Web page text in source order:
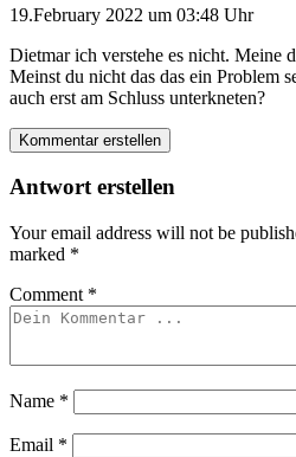
19.February 2022 um 03:48 Uhr
Dietmar ich verstehe es nicht. Meine
Meinst du nicht das das ein Problem
auch erst am Schluss unterkneten?
Kommentar erstellen
Antwort erstellen
Your email address will not be
marked *
Comment *
Name *
Email *